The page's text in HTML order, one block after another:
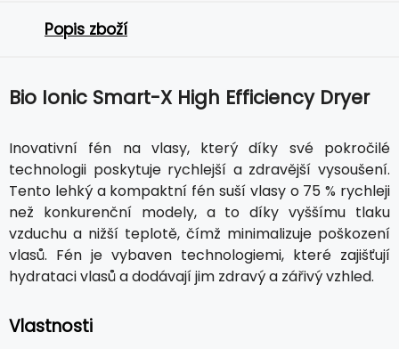
Popis zboží
Bio Ionic Smart-X High Efficiency Dryer
Inovativní fén na vlasy, který díky své pokročilé
technologii poskytuje rychlejší a zdravější vysoušení.
Tento lehký a kompaktní fén suší vlasy o 75 % rychleji
než konkurenční modely, a to díky vyššímu tlaku
vzduchu a nižší teplotě, čímž minimalizuje poškození
vlasů. Fén je vybaven technologiemi, které zajišťují
hydrataci vlasů a dodávají jim zdravý a zářivý vzhled.
Vlastnosti